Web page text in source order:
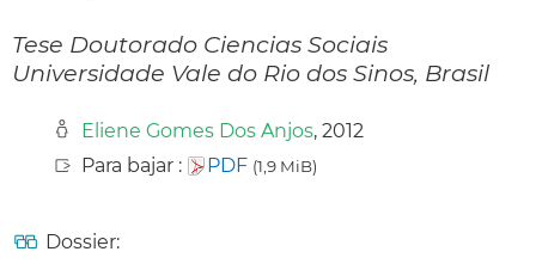
Tese Doutorado Ciencias Sociais
Universidade Vale do Rio dos Sinos, Brasil
Eliene Gomes Dos Anjos, 2012
Para bajar :
PDF (1,9 MiB)
Dossier: